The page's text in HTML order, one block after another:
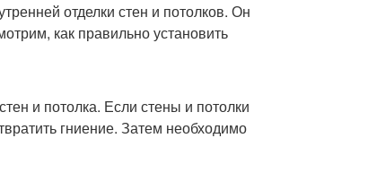
отделки стен и потолков. Он
как правильно установить
и потолка. Если стены и потолки
гниение. Затем необходимо